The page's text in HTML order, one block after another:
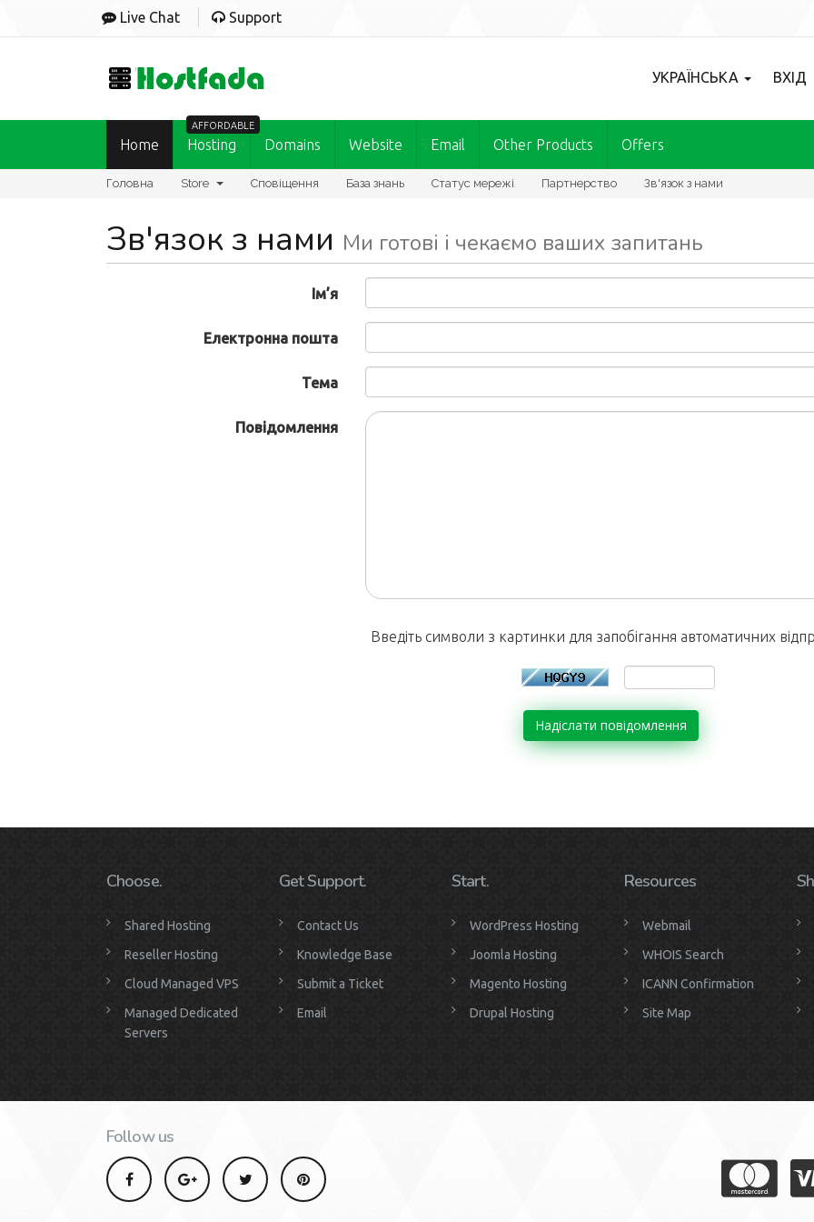
Live Chat Support
УКРАЇНСЬКА ВХІД
Home Hosting
AFFORDABLE
Domains Website Email Other Products Offers
Головна Store Сповіщення База знань Статус мережі Партнерство Зв'язок з нами
Зв'язок з нами Ми готові і чекаємо ваших запитань
Ім’я
Електронна пошта
Тема
Повідомлення
Введіть символи з картинки для запобігання автоматичних
Надіслати повідомлення
Choose.
Shared Hosting
Reseller Hosting
Cloud Managed VPS
Managed Dedicated
Servers
Get Support.
Contact Us
Knowledge Base
Submit a Ticket
Email
Start.
WordPress Hosting
Joomla Hosting
Magento Hosting
Drupal Hosting
Resources
Webmail
WHOIS Search
ICANN Confirmation
Site Map
Follow us